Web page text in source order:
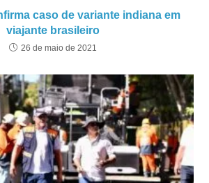
caso de variante indiana em
viajante brasileiro
26 de maio de 2021